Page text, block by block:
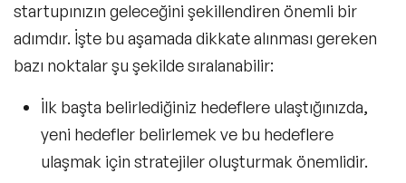
startupınızın geleceğini şekillendiren önemli bir
adımdır. İşte bu aşamada dikkate alınması gereken
bazı noktalar şu şekilde sıralanabilir:
İlk başta belirlediğiniz hedeflere ulaştığınızda,
yeni hedefler belirlemek ve bu hedeflere
ulaşmak için stratejiler oluşturmak önemlidir.